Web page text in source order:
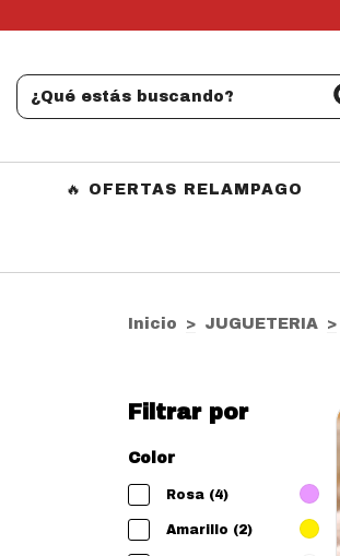
🔥 OFERTAS RELAMPAGO
Inicio > JUGUETERIA >
Filtrar por
Color
Rosa (4)
Amarillo (2)